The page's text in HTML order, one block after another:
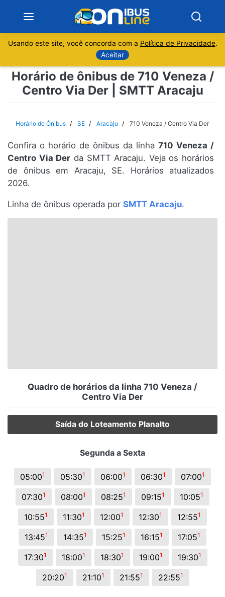
Sobre
Rio de Janeiro
Espírito Santo
Paraná
Usando este site, você concorda com a Política de Privacidade.
Aceitar
Horário de ônibus de 710 Veneza /
Centro Via Der | SMTT Aracaju
Horário de Ônibus SE Aracaju 710 Veneza / Centro Via Der
Confira o horário de ônibus da linha 710 Veneza /
Centro Via Der da SMTT Aracaju. Veja os horários
de ônibus em Aracaju, SE. Horários atualizados
2026.
Linha de ônibus operada por SMTT Aracaju.
Quadro de horários da linha 710 Veneza /
Centro Via Der
Saída do Loteamento Planalto
Segunda a Sexta
05:001 05:301 06:001 06:301 07:001
07:301 08:001 08:251 09:151 10:051
10:551 11:301 12:001 12:301 12:551
13:451 14:351 15:251 16:151 17:051
17:301 18:001 18:301 19:001 19:301
20:201 21:101 21:551 22:551